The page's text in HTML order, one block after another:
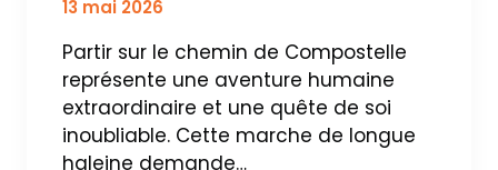
13 mai 2026
Partir sur le chemin de Compostelle
représente une aventure humaine
extraordinaire et une quête de soi
inoubliable. Cette marche de longue
haleine demande…